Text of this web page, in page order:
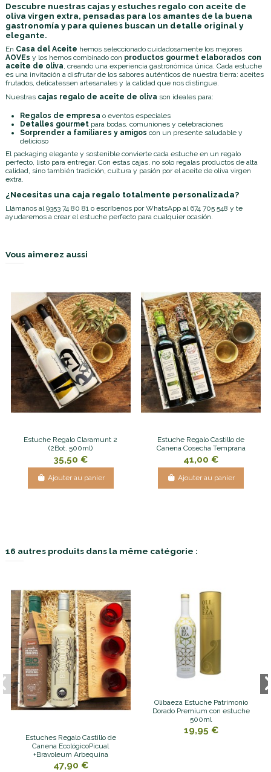
Descubre nuestras cajas y estuches regalo con aceite de
oliva virgen extra, pensadas para los amantes de la buena
gastronomía y para quienes buscan un detalle original y
elegante.
En Casa del Aceite hemos seleccionado cuidadosamente los mejores
AOVEs y los hemos combinado con productos gourmet elaborados con
aceite de oliva , creando una experiencia gastronómica única. Cada estuche
es una invitación a disfrutar de los sabores auténticos de nuestra tierra: aceites
frutados, delicatessen artesanales y la calidad que nos distingue.
Nuestras cajas regalo de aceite de oliva son ideales para:
Regalos de empresa o eventos especiales
Detalles gourmet para bodas, comuniones y celebraciones
Sorprender a familiares y amigos con un presente saludable y
delicioso
El packaging elegante y sostenible convierte cada estuche en un regalo
perfecto, listo para entregar. Con estas cajas, no solo regalas productos de alta
calidad, sino también tradición, cultura y pasión por el aceite de oliva virgen
extra.
¿Necesitas una caja regalo totalmente personalizada?
Llámanos al 9353 74 80 81 o escríbenos porWhatsApp al 674 705 548 y te
ayudaremos a crear el estuche perfecto para cualquier ocasión.
Vous aimerez aussi
Estuche Regalo Claramunt 2
(2Bot. 500ml)
35,50 €
Ajouter au panier
Estuche Regalo Castillo de
Canena Cosecha Temprana
41,00 €
Ajouter au panier
16 autres produits dans la même catégorie :
Estuches Regalo Castillo de
Canena EcológicoPicual
+Bravoleum Arbequina
47,90 €
Olibaeza Estuche Patrimonio
Dorado Premium con estuche
500ml
19,95 €